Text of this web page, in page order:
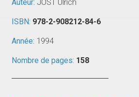
Auteur: JOST Ulrich
ISBN: 978-2-908212-84-6
Année: 1994
Nombre de pages: 158